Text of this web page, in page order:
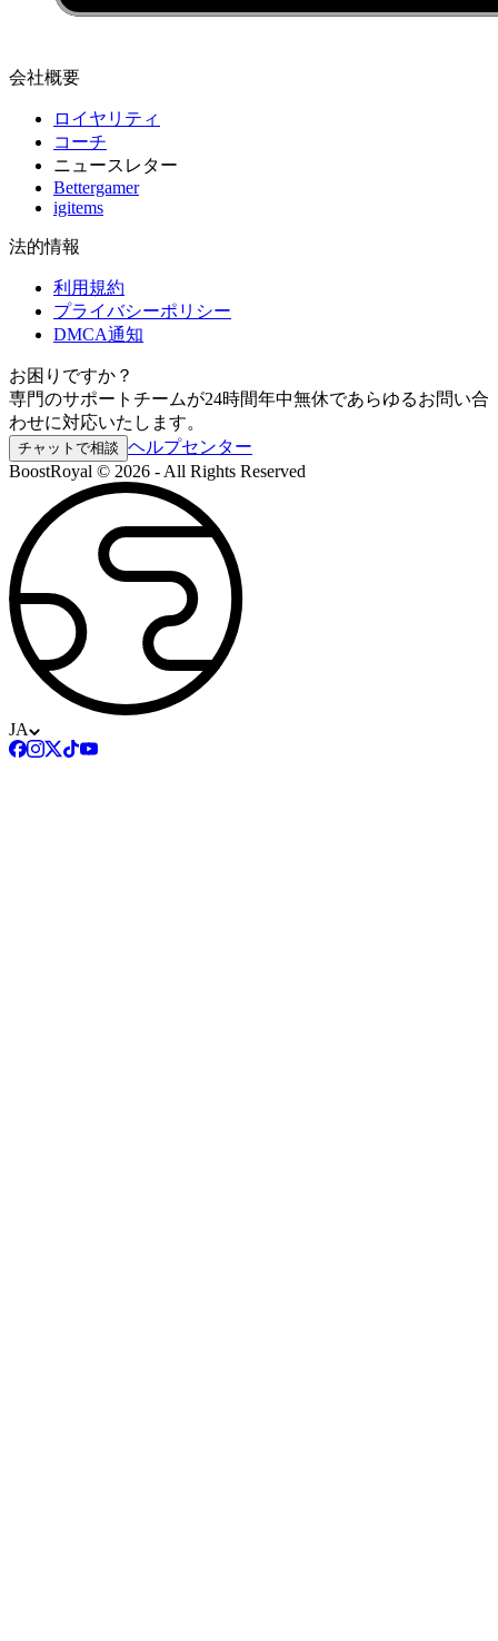
会社概要
ロイヤリティ
コーチ
ニュースレター
Bettergamer
igitems
法的情報
利用規約
プライバシーポリシー
DMCA通知
お困りですか？
専門のサポートチームが24時間年中無休であらゆるお問い合
わせに対応いたします。
チャットで相談 ヘルプセンター
BoostRoyal © 2026 - All Rights Reserved
JA